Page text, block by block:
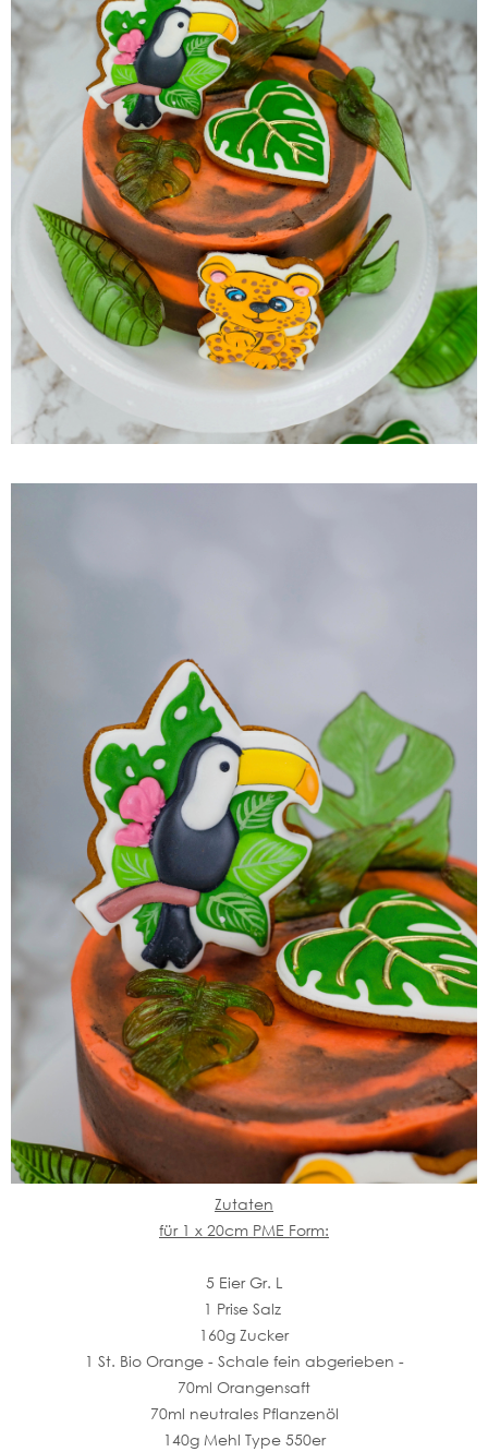
Zutaten
für 1 x 20cm PME Form:
5 Eier Gr. L
1 Prise Salz
160g Zucker
1 St. Bio Orange - Schale fein abgerieben -
70ml Orangensaft
70ml neutrales Pflanzenöl
140g Mehl Type 550er